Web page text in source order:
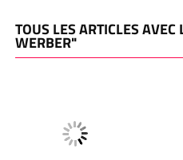
TOUS LES ARTICLES AVEC
WERBER"